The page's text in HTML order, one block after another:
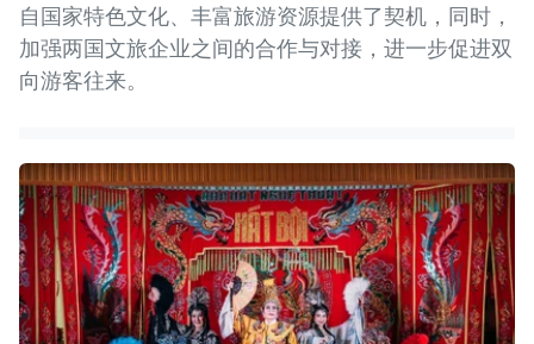
自国家特色文化、丰富旅游资源提供了契机，同时，
加强两国文旅企业之间的合作与对接，进一步促进双
向游客往来。